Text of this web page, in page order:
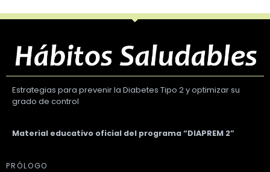
Estrategias para prevenir la Diabetes Tipo 2 y optimizar su
grado de control
Material educativo oficial del programa “DIAPREM 2”
PRÓLOGO